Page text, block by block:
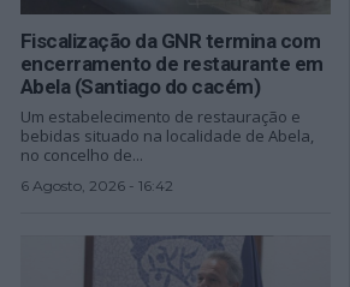
Fiscalização da GNR termina com
encerramento de restaurante em
Abela (Santiago do cacém)
Um estabelecimento de restauração e
bebidas situado na localidade de Abela,
no concelho de...
6 Agosto, 2026 - 16:42